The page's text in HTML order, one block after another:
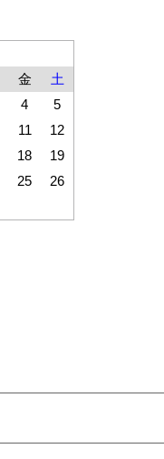
金
土
4
5
11
12
18
19
25
26